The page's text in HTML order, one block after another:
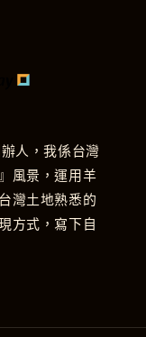
人，我係台灣
風景，運用羊
灣土地熟悉的
方式，寫下自